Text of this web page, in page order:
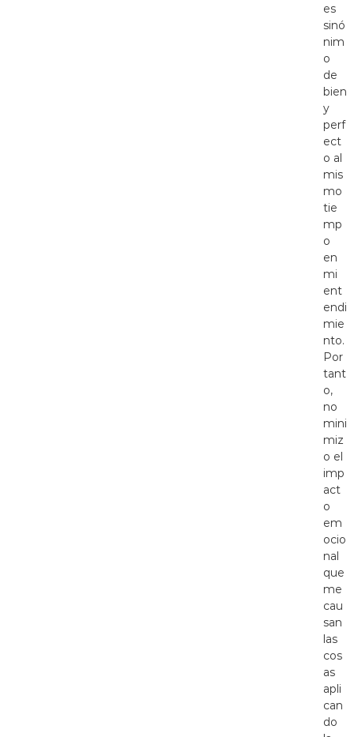
es
sinó
nim
o
de
bien
y
perf
ect
o al
mis
mo
tie
mp
o
en
mi
ent
endi
mie
nto.
Por
tant
o,
no
mini
miz
o el
imp
act
o
em
ocio
nal
que
me
cau
san
las
cos
as
apli
can
do